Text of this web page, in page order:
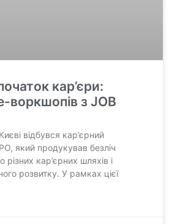
кар’єри:
воркшопів з JOB
відбувся кар’єрний
який продукував безліч
різних кар’єрних шляхів і
розвитку. У рамках цієї